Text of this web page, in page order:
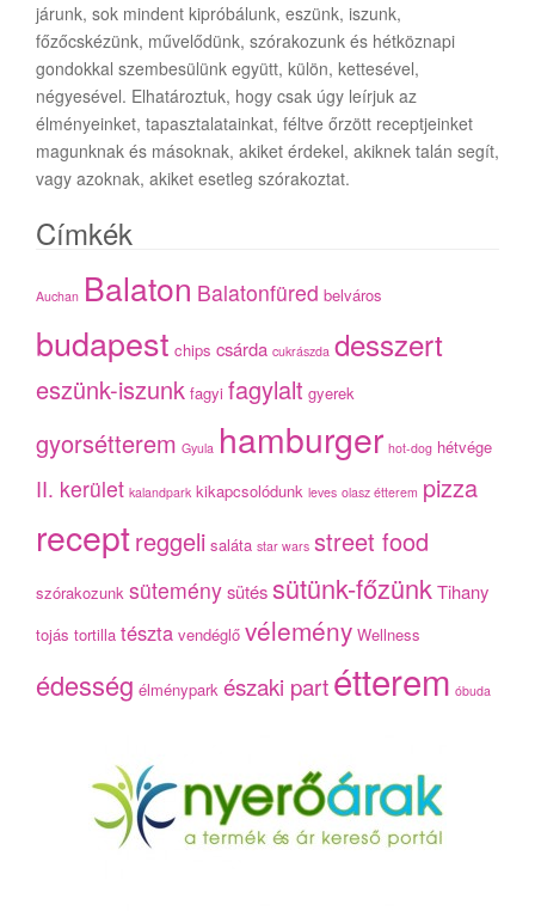
járunk, sok mindent kipróbálunk, eszünk, iszunk,
főzőcskézünk, művelődünk, szórakozunk és hétköznapi
gondokkal szembesülünk együtt, külön, kettesével,
négyesével. Elhatároztuk, hogy csak úgy leírjuk az
élményeinket, tapasztalatainkat, féltve őrzött receptjeinket
magunknak és másoknak, akiket érdekel, akiknek talán segít,
vagy azoknak, akiket esetleg szórakoztat.
Címkék
Auchan Balaton Balatonfüred belváros
budapest chips csárda cukrászda desszert
eszünk-iszunk fagyi fagylalt gyerek
gyorsétterem Gyula hamburger hot-dog hétvége
II. kerület kalandpark kikapcsolódunk leves olasz étterem pizza
receptreggeli saláta star wars street food
szórakozunk süteménysütéssütünk-főzünkTihany
tojás tortilla tészta vendéglő vélemény Wellness
édesség élménypark északi partétterem óbuda